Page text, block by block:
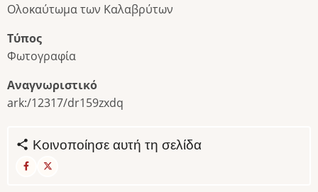
Ολοκαύτωμα των Καλαβρύτων
Τύπος
Φωτογραφία
Αναγνωριστικό
ark:/12317/dr159zxdq
Κοινοποίησε αυτή τη σελίδα